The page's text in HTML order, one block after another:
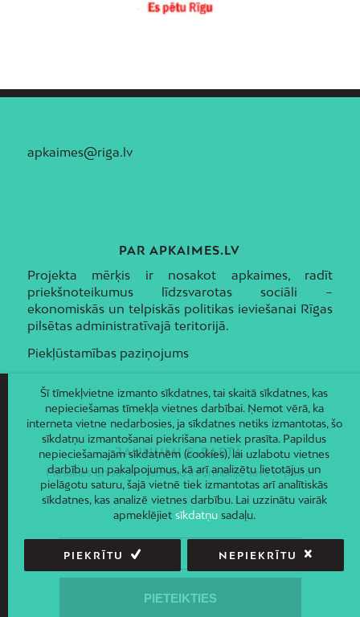
apkaimes@riga.lv
PAR APKAIMES.LV
Projekta mērķis ir nosakot apkaimes, radīt
priekšnoteikumus līdzsvarotas sociāli –
ekonomiskās un telpiskās politikas ieviešanai Rīgas
pilsētas administratīvajā teritorijā.
Piekļūstamības paziņojums
JAUNUMI E-PASTĀ
Piesakies un saņem jaunāko informāciju savā e-pastā!
Šī tīmekļvietne izmanto sīkdatnes, tai skaitā sīkdatnes, kas
nepieciešamas tīmekļa vietnes darbībai. Ņemot vērā, ka
interneta vietne nedarbosies, ja sīkdatnes netiks izmantotas, šo
sīkdatņu izmantošanai piekrišana netiek prasīta. Papildus
nepieciešamajām sīkdatnēm (cookies), lai uzlabotu vietnes
darbību un pakalpojumus, kā arī analizētu lietotājus un
pielāgotu saturu, šajā vietnē tiek izmantotas arī analītiskās
sīkdatnes, kas analizē vietnes darbību. Lai uzzinātu vairāk
apmeklējiet sīkdatņusadaļu.
PIEKRĪTU NEPIEKRĪTU